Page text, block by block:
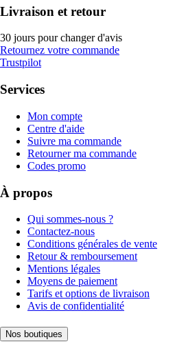
Livraison et retour
30 jours pour changer d'avis
Retournez votre commande
Trustpilot
Services
Mon compte
Centre d'aide
Suivre ma commande
Retourner ma commande
Codes promo
À propos
Qui sommes-nous ?
Contactez-nous
Conditions générales de vente
Retour & remboursement
Mentions légales
Moyens de paiement
Tarifs et options de livraison
Avis de confidentialité
Nos boutiques